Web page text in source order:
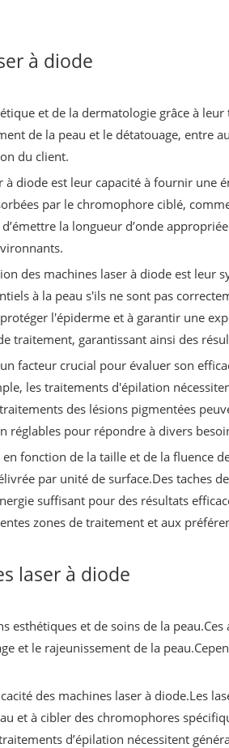
à diode
et de la dermatologie grâce à
de la peau et le détatouage, entre
du client.
à diode est leur capacité à fournir une
par le chromophore ciblé,
la longueur d’onde
des machines laser à diode est leur
à la peau s'ils ne sont pas
l'épiderme et à garantir une
traitement, garantissant ainsi des
facteur crucial pour évaluer son
les traitements d'épilation
des lésions pigmentées
réglables pour répondre à divers
fonction de la taille et de la
par unité de surface.Des taches
suffisant pour des résultats
zones de traitement et aux
laser à diode
et de soins de la
et le rajeunissement de la
des machines laser à diode.Les
et à cibler des chromophores
d’épilation nécessitent